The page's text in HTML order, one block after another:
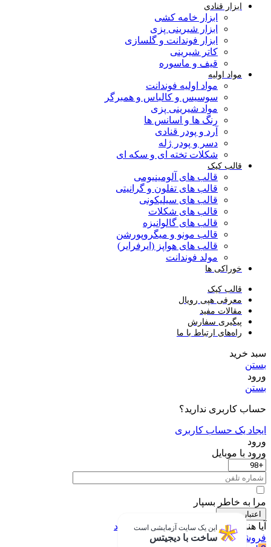
ابزار قنادی
ابزار خامه کشی
ابزار شیرینی پزی
ابزار فوندانت و گلسازی
کاتر شیرینی
قیف و ماسوره
مواد اولیه
مواد اولیه فوندانت
سوسیس و کالباس و همبرگر
مواد شیرینی پزی
رنگ ها و اسانس ها
آرد و پودر قنادی
دسر و پودر ژله
شکلات تخته ای و سکه ای
قالب کیک
قالب های آلومینیومی
قالب های تفلون و گرانیتی
قالب های سیلیکونی
قالب های شکلات
قالب های گالوانیزه
قالب مونو و میگروپورشن
قالب های هواپز (ایرفرایر)
مولد فوندانت
خوراکی ها
قالب کیک
معرفی هپی رویال
مقالات مفید
پیگیری سفارش
راه‌های ارتباط با ما
سبد خرید
بستن
ورود
بستن
حساب کاربری ندارید؟
ایجاد یک حساب کاربری
ورود
ورود با موبایل
مرا به خاطر بسپار
اعتبار سنجی
آیا هنوز عضو نشده؟ اکنون ثبت نام کنید
این یک سایت آزمایشی است
ساخت با دیجیتس
فروشگاه